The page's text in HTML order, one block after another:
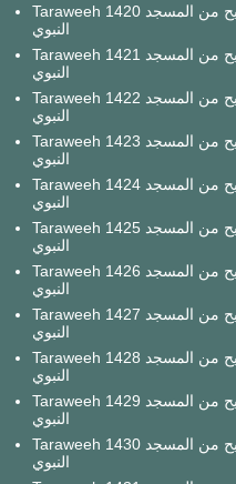
Taraweeh 1420 صلاة التراويح من المسجد
النبوي
Taraweeh 1421 صلاة التراويح من المسجد
النبوي
Taraweeh 1422 صلاة التراويح من المسجد
النبوي
Taraweeh 1423 صلاة التراويح من المسجد
النبوي
Taraweeh 1424 صلاة التراويح من المسجد
النبوي
Taraweeh 1425 صلاة التراويح من المسجد
النبوي
Taraweeh 1426 صلاة التراويح من المسجد
النبوي
Taraweeh 1427 صلاة التراويح من المسجد
النبوي
Taraweeh 1428 صلاة التراويح من المسجد
النبوي
Taraweeh 1429 صلاة التراويح من المسجد
النبوي
Taraweeh 1430 صلاة التراويح من المسجد
النبوي